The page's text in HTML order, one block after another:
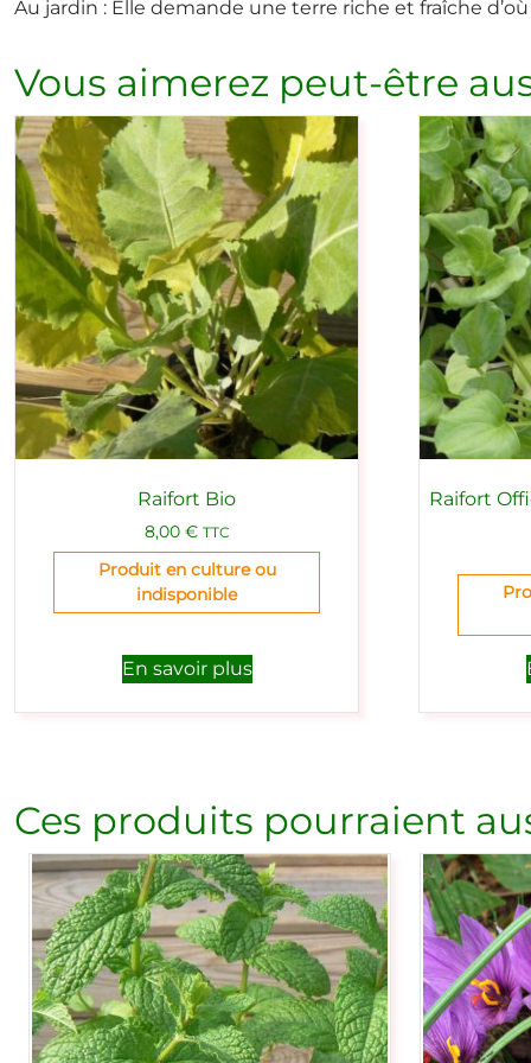
Au jardin : Elle demande une terre riche et fraîche
Vous aimerez peut-être
Raifort Bio
8,00 € TTC
Produit en culture ou
indisponible
En savoir plus
Raifort
Ces produits pourraient